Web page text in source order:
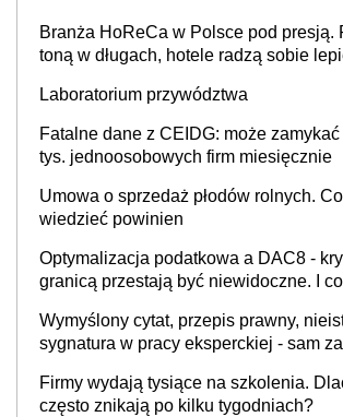
Branża HoReCa w Polsce pod presją.
toną w długach, hotele radzą sobie
Laboratorium przywództwa
Fatalne dane z CEIDG: może
tys. jednoosobowych firm miesięcznie
Umowa o sprzedaż płodów rolnych.
wiedzieć powinien
Optymalizacja podatkowa a DAC8 -
granicą przestają być niewidoczne. I
Wymyślony cytat, przepis prawny,
sygnatura w pracy eksperckiej - sam
Firmy wydają tysiące na szkolenia.
często znikają po kilku tygodniach?